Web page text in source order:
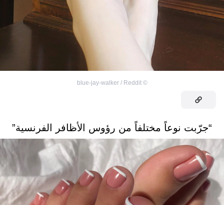
©
blue-jay-walker / Reddit
“جرّبت نوعاً مختلفاً من رؤوس الأظافر الفرنسية”